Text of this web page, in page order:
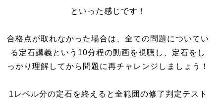
といった感じです！
合格点が取れなかった場合は、全ての問題についてい
る定石講義という10分程の動画を視聴し、定石をし
っかり理解してから問題に再チャレンジしましょう！
1レベル分の定石を終えると全範囲の修了判定テスト